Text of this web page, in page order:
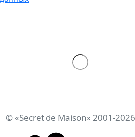
© «Secret de Maison» 2001-2026